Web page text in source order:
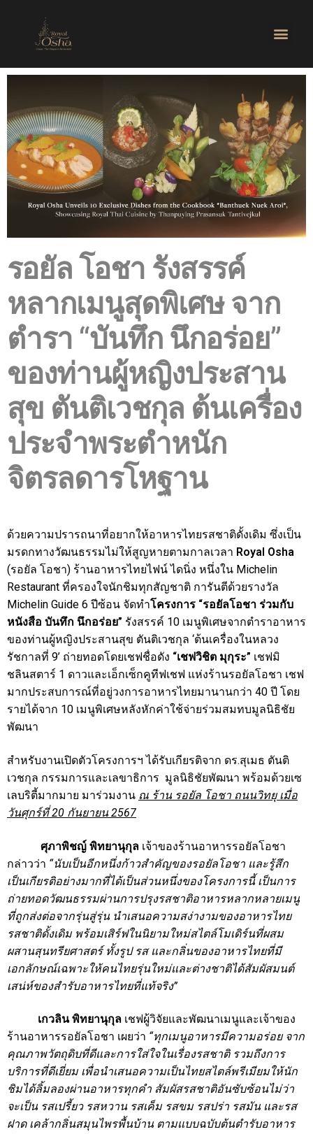
รอยัล โอชา รังสรรค์
หลากเมนูสุดพิเศษ จาก
ตำรา “บันทึก นึกอร่อย”
ของท่านผู้หญิงประสาน
สุข ตันติเวชกุล ต้นเครื่อง
ประจำพระตำหนัก
จิตรลดารโหฐาน
ด้วยความปรารถนาที่อยากให้อาหารไทยรสชาติดั้งเดิม ซึ่งเป็น
มรดกทางวัฒนธรรมไม่ให้สูญหายตามกาลเวลา Royal Osha
(รอยัล โอชา) ร้านอาหารไทยไฟน์ ไดนิ่ง หนึ่งใน Michelin
Restaurant ที่ครองใจนักชิมทุกสัญชาติ การันตีด้วยรางวัล
Michelin Guide 6 ปีซ้อน จัดทำโครงการ “รอยัลโอชา ร่วมกับ
หนังสือ บันทึก นึกอร่อย” รังสรรค์ 10 เมนูพิเศษจากตำราอาหาร
ของท่านผู้หญิงประสานสุข ตันติเวชกุล ‘ต้นเครื่องในหลวง
รัชกาลที่ 9’ ถ่ายทอดโดยเชฟชื่อดัง “เชฟวิชิต มุกุระ” เชฟมิ
ชลินสตาร์ 1 ดาวและเอ็กเซ็กคูทีฟเชฟ แห่งร้านรอยัลโอชา เชฟ
มากประสบการณ์ที่อยู่วงการอาหารไทยมานานกว่า 40 ปี โดย
รายได้จาก 10 เมนูพิเศษหลังหักค่าใช้จ่ายร่วมสมทบมูลนิธิชัย
พัฒนา
สำหรับงานเปิดตัวโครงการฯ ได้รับเกียรติจาก ดร.สุเมธ ตันติ
เวชกุล กรรมการและเลขาธิการ มูลนิธิชัยพัฒนา พร้อมด้วยเซ
เลบริตี้มากมาย มาร่วมงาน ณ ร้าน รอยัล โอชา ถนนวิทยุ เมื่อ
วันศุกร์ที่20 กันยายน 2567
ศุภาพิชญ์ พิทยานุกุล เจ้าของร้านอาหารรอยัลโอชา
กล่าวว่า “นับเป็นอีกหนึ่งก้าวสำคัญของรอยัลโอชา และรู้สึก
เป็นเกียรติอย่างมากที่ได้เป็นส่วนหนึ่งของโครงการนี้ เป็นการ
ถ่ายทอดวัฒนธรรมผ่านการปรุงรสชาติอาหารหลากหลายเมนู
ที่ถูกส่งต่อจากรุ่นสู่รุ่น นำเสนอความสง่างามของอาหารไทย
รสชาติดั้งเดิม พร้อมเสิร์ฟในนิยามใหม่สไตล์โมเดิร์นที่ผสม
ผสานสุนทรียศาสตร์ ทั้งรูป รส และกลิ่นของอาหารไทยที่มี
เอกลักษณ์เฉพาะให้คนไทยรุ่นใหม่และต่างชาติได้สัมผัสมนต์
เสน่ห์ของสำรับอาหารไทยที่แท้จริง”
เกวลิน พิทยานุกุล เชฟผู้วิจัยและพัฒนาเมนูและเจ้าของ
ร้านอาหารรอยัลโอชา เผยว่า “ทุกเมนูอาหารมีความอร่อย จาก
คุณภาพวัตถุดิบที่ดีและการใส่ใจในเรื่องรสชาติ รวมถึงการ
บริการที่ดีเยี่ยม เพื่อนำเสนอความเป็นไทยสไตล์พรีเมียมให้นัก
ชิมได้ลิ้มลองผ่านอาหารทุกคำ สัมผัสรสชาติอันซับซ้อนไม่ว่า
จะเป็น รสเปรี้ยว รสหวาน รสเค็ม รสขม รสปร่า รสมัน และรส
ฝาด เคล้ากลิ่นสมุนไพรพื้นบ้าน ตามแบบฉบับต้นตำรับอาหาร